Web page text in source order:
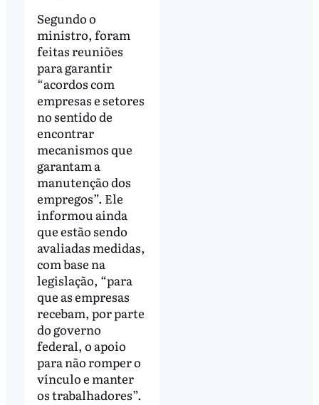
Segundo o
ministro, foram
feitas reuniões
para garantir
“acordos com
empresas e setores
no sentido de
encontrar
mecanismos que
garantam a
manutenção dos
empregos”. Ele
informou ainda
que estão sendo
avaliadas medidas,
com base na
legislação, “para
que as empresas
recebam, por parte
do governo
federal, o apoio
para não romper o
vínculo e manter
os trabalhadores”.